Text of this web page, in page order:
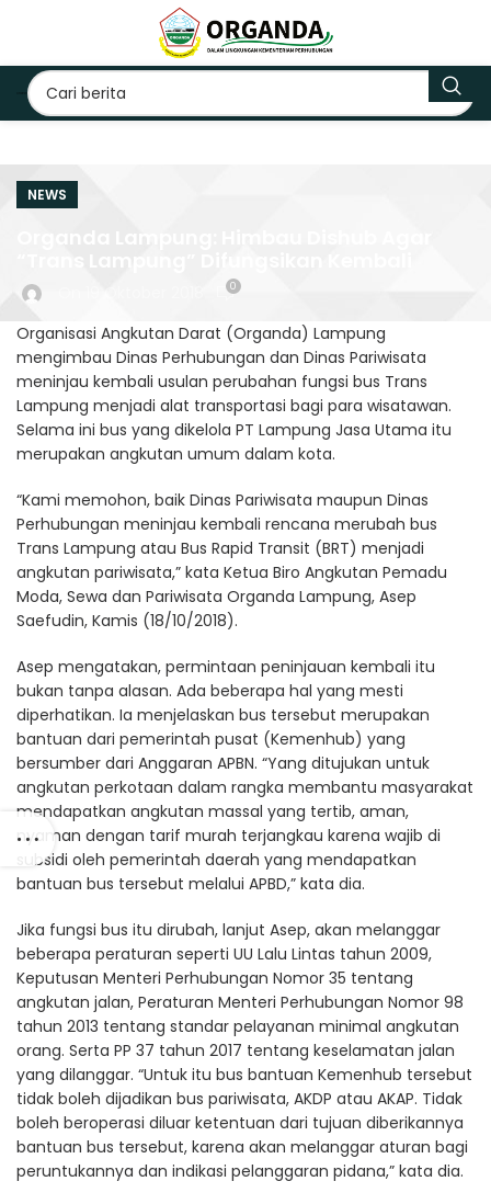
NEWS
0
Organisasi Angkutan Darat (Organda) Lampung
mengimbau Dinas Perhubungan dan Dinas Pariwisata
meninjau kembali usulan perubahan fungsi bus Trans
Lampung menjadi alat transportasi bagi para wisatawan.
Selama ini bus yang dikelola PT Lampung Jasa Utama itu
merupakan angkutan umum dalam kota.
“Kami memohon, baik Dinas Pariwisata maupun Dinas
Perhubungan meninjau kembali rencana merubah bus
Trans Lampung atau Bus Rapid Transit (BRT) menjadi
angkutan pariwisata,” kata Ketua Biro Angkutan Pemadu
Moda, Sewa dan Pariwisata Organda Lampung, Asep
Saefudin, Kamis (18/10/2018).
Asep mengatakan, permintaan peninjauan kembali itu
bukan tanpa alasan. Ada beberapa hal yang mesti
diperhatikan. Ia menjelaskan bus tersebut merupakan
bantuan dari pemerintah pusat (Kemenhub) yang
bersumber dari Anggaran APBN. “Yang ditujukan untuk
angkutan perkotaan dalam rangka membantu masyarakat
mendapatkan angkutan massal yang tertib, aman,
nyaman dengan tarif murah terjangkau karena wajib di
subsidi oleh pemerintah daerah yang mendapatkan
bantuan bus tersebut melalui APBD,” kata dia.
Jika fungsi bus itu dirubah, lanjut Asep, akan melanggar
beberapa peraturan seperti UU Lalu Lintas tahun 2009,
Keputusan Menteri Perhubungan Nomor 35 tentang
angkutan jalan, Peraturan Menteri Perhubungan Nomor 98
tahun 2013 tentang standar pelayanan minimal angkutan
orang. Serta PP 37 tahun 2017 tentang keselamatan jalan
yang dilanggar. “Untuk itu bus bantuan Kemenhub tersebut
tidak boleh dijadikan bus pariwisata, AKDP atau AKAP. Tidak
boleh beroperasi diluar ketentuan dari tujuan diberikannya
bantuan bus tersebut, karena akan melanggar aturan bagi
peruntukannya dan indikasi pelanggaran pidana,” kata dia.